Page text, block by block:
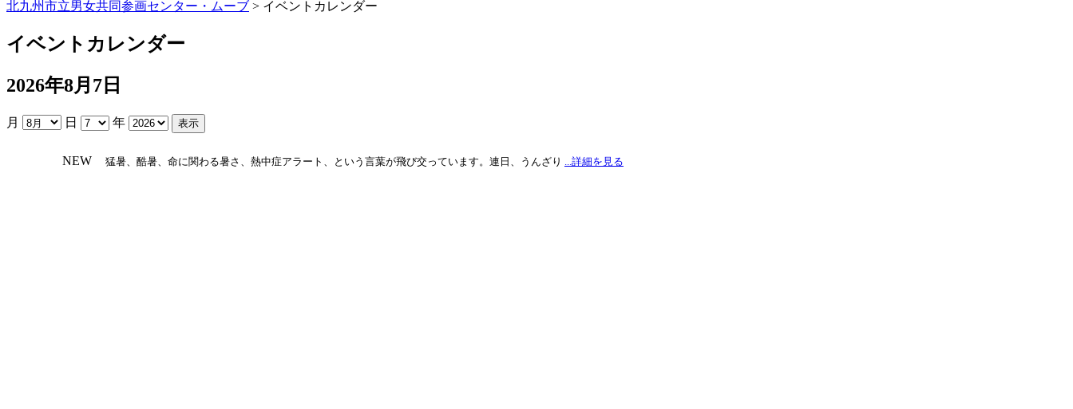
北九州市立男女共同参画センター・ムーブ > イベントカレンダー
イベントカレンダー
2026年8月7日
月 日 年
NEW 猛暑、酷暑、命に関わる暑さ、熱中症アラート、という言葉が飛び交っています。連日、うんざり ...詳細を見る